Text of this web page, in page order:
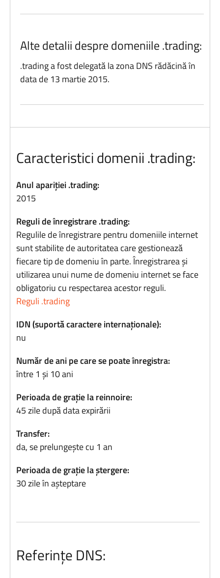
Alte detalii despre domeniile .trading:
.trading a fost delegată la zona DNS rădăcină în
data de 13 martie 2015.
Caracteristici domenii .trading:
Anul apariției .trading:
2015
Reguli de înregistrare .trading:
Regulile de înregistrare pentru domeniile internet
sunt stabilite de autoritatea care gestionează
fiecare tip de domeniu în parte. Înregistrarea și
utilizarea unui nume de domeniu internet se face
obligatoriu cu respectarea acestor reguli.
Reguli .trading
IDN (suportă caractere internaționale):
nu
Număr de ani pe care se poate înregistra:
între 1 și 10 ani
Perioada de grație la reinnoire:
45 zile după data expirării
Transfer:
da, se prelungește cu 1 an
Perioada de grație la ștergere:
30 zile în așteptare
Referințe DNS: